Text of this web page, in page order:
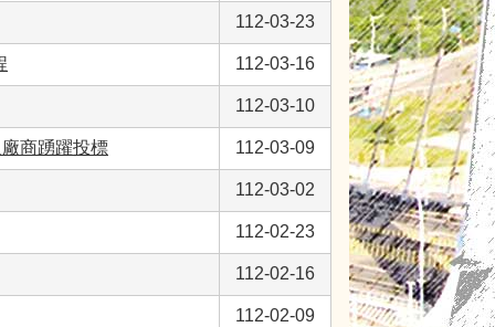
112-03-23
112-03-16
112-03-10
商踴躍投標 112-03-09
112-03-02
112-02-23
112-02-16
112-02-09